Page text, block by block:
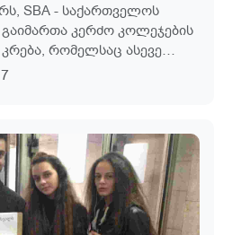
SBA - Საქართველოს
Გაიმართა Კერძო Კოლეჯების
Რომელსაც Ასევე
Ხარისხის
Ცენტრის Პროფესიული